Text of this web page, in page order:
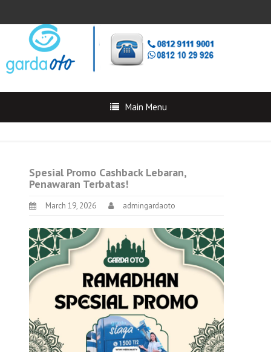
Main Menu
Spesial Promo Cashback Lebaran,
Penawaran Terbatas!
March 19, 2026 admingardaoto